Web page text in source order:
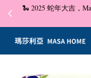
🐍 2025 蛇年大吉，
您的購